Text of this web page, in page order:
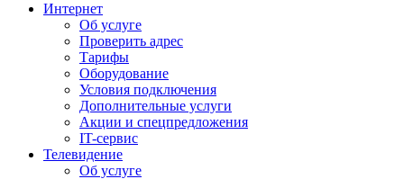
Интернет
Об услуге
Проверить адрес
Тарифы
Оборудование
Условия подключения
Дополнительные услуги
Акции и спецпредложения
IT-сервис
Телевидение
Об услуге